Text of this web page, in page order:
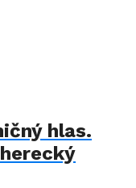
hlas.